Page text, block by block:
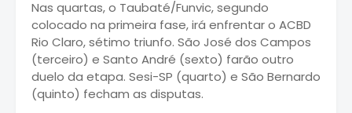
Nas quartas, o Taubaté/Funvic, segundo
colocado na primeira fase, irá enfrentar o ACBD
Rio Claro, sétimo triunfo. São José dos Campos
(terceiro) e Santo André (sexto) farão outro
duelo da etapa. Sesi-SP (quarto) e São Bernardo
(quinto) fecham as disputas.